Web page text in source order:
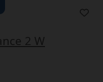
2 W